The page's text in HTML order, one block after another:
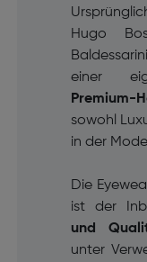
Hugo
einer
Premium-
sowohl
in der
Die
ist der
und
unter